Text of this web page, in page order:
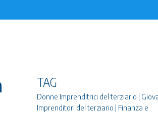
TAG
Donne Imprenditrici del terziario |
Imprenditori del terziario | Finanza e